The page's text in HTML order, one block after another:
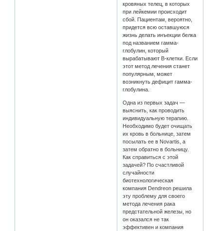
кровяных телец, в которых
при лейкемии происходит
сбой. Пациентам, вероятно,
придется всю оставшуюся
жизнь делать инъекции белка
под названием гамма-
глобулин, который
вырабатывают В-клетки. Если
этот метод лечения станет
популярным, может
возникнуть дефицит гамма-
глобулина.
Одна из первых задач —
выяснить, как проводить
индивидуальную терапию.
Необходимо будет очищать
их кровь в больнице, затем
посылать ее в Novartis, а
затем обратно в больницу.
Как справиться с этой
задачей? По счастливой
случайности
биотехнологическая
компания Dendreon решила
эту проблему для своего
метода лечения рака
предстательной железы, но
он оказался не так
эффективен и компания